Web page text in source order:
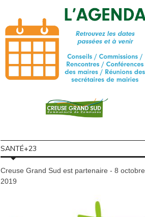
SANTÉ+23
Creuse Grand Sud est partenaire - 8 octobre
2019